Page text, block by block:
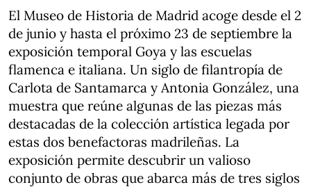
El Museo de Historia de Madrid acoge desde el 2
de junio y hasta el próximo 23 de septiembre la
exposición temporal Goya y las escuelas
flamenca e italiana. Un siglo de filantropía de
Carlota de Santamarca y Antonia González, una
muestra que reúne algunas de las piezas más
destacadas de la colección artística legada por
estas dos benefactoras madrileñas. La
exposición permite descubrir un valioso
conjunto de obras que abarca más de tres siglos